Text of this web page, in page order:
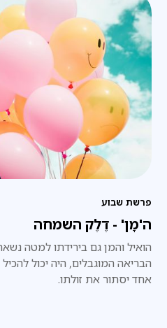
פרשת שבוע
ה'מָן' - דֶלֶק השמחה
הואיל והמן גם בירידתו למטה
הבריאה המוגבלים, היה יכול
אחד יסתור את זולתו.